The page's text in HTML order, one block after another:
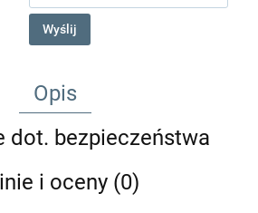
Wyślij
Opis
dot. bezpieczeństwa
i oceny (0)